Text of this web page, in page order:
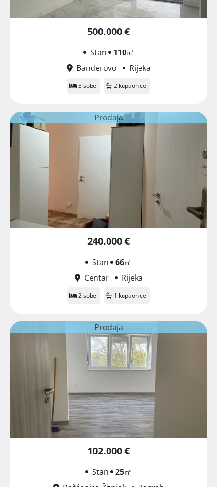
500.000 €
Stan 110㎡
Banderovo
Rijeka
3 sobe 2 kupaonice
Prodaja
240.000 €
Stan 66㎡
Centar
Rijeka
2 sobe 1 kupaonice
Prodaja
102.000 €
Stan 25㎡